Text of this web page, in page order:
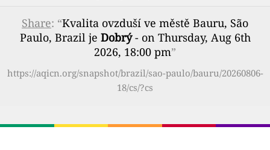
Share: “Kvalita ovzduší ve městě Bauru, São
Paulo, Brazil je Dobrý- on Thursday, Aug 6th
2026, 18:00 pm”
https://aqicn.org/snapshot/brazil/sao-paulo/bauru/20260806-
18/cs/?cs